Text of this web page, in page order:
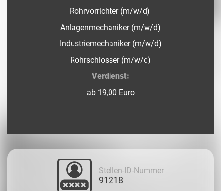
Rohrvorrichter (m/w/d)
Anlagenmechaniker (m/w/d)
Industriemechaniker (m/w/d)
Rohrschlosser (m/w/d)
Verdienst:
ab 19,00 Euro
Stellen-ID-Nummer
91218